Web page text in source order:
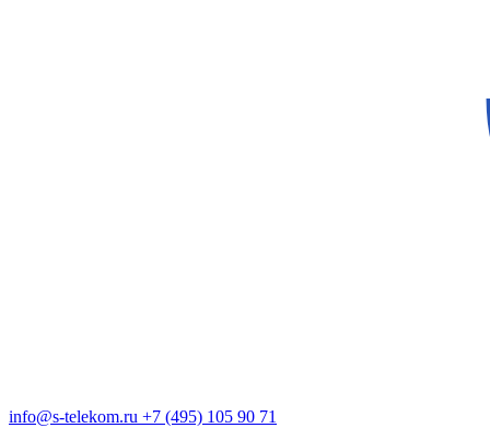
info@s-telekom.ru +7 (495) 105 90 71